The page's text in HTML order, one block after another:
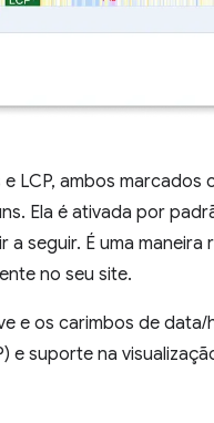
LCP, ambos marcados
Ela é ativada por
seguir. É uma maneira
no seu site.
e os carimbos de data/
e suporte na